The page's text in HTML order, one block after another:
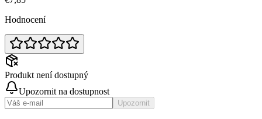
Hodnocení
Produkt není dostupný
Upozornit na dostupnost
Upozornit